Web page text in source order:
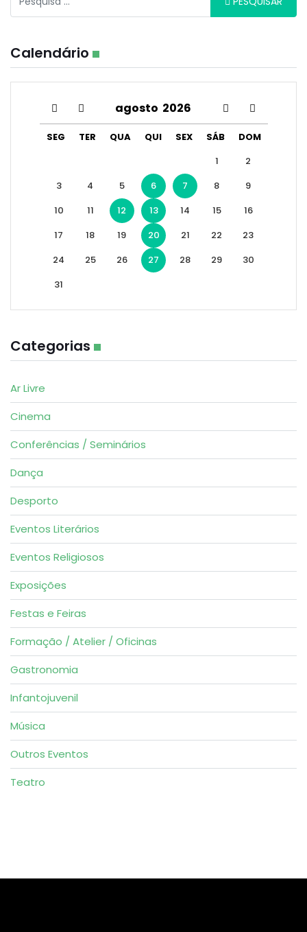
Calendário
agosto 2026
SEG TER QUA QUI SEX SÁB
DOM
1
2
3
4 5 6 7 8
9
10
11 12 13 14 15
16
17
18 19 20 21 22
23
24
25 26 27 28 29
30
31
Categorias
Ar Livre
Cinema
Conferências / Seminários
Dança
Desporto
Eventos Literários
Eventos Religiosos
Exposições
Festas e Feiras
Formação / Atelier / Oficinas
Gastronomia
Infantojuvenil
Música
Outros Eventos
Teatro